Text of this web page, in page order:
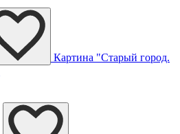
Картина "Старый город.